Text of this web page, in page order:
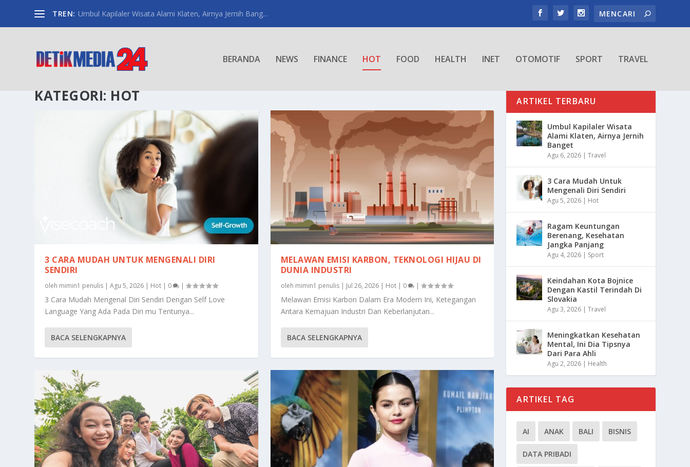
TREN: Umbul Kapilaler Wisata Alami Klaten, Airnya Jernih Bang...
BERANDA NEWS FINANCE HOT FOOD HEALTH INET OTOMOTIF SPORT TRAVEL
KATEGORI: HOT
3 CARA MUDAH UNTUK MENGENALI DIRI
SENDIRI
oleh mimin1 penulis |Agu 5, 2026 | Hot | 0 |
3 Cara Mudah Mengenal Diri Sendiri Dengan Self Love
Language Yang Ada Pada Diri mu Tentunya...
BACA SELENGKAPNYA
MELAWAN EMISI KARBON, TEKNOLOGI HIJAU DI
DUNIA INDUSTRI
oleh mimin1 penulis| Jul 26, 2026| Hot| 0 |
Melawan Emisi Karbon Dalam Era Modern Ini, Ketegangan
Antara Kemajuan Industri Dan Keberlanjutan...
BACA SELENGKAPNYA
ARTIKEL TERBARU
Umbul Kapilaler Wisata
Alami Klaten, Airnya Jernih
Banget
Agu 6, 2026 |Travel
3 Cara Mudah Untuk
Mengenali Diri Sendiri
Agu 5, 2026 | Hot
Ragam Keuntungan
Berenang, Kesehatan
Jangka Panjang
Agu 4, 2026 | Sport
Keindahan Kota Bojnice
Dengan Kastil Terindah Di
Slovakia
Agu 3, 2026 |Travel
Meningkatkan Kesehatan
Mental, Ini Dia Tipsnya
Dari Para Ahli
Agu 2, 2026 | Health
ARTIKEL TAG
AI ANAK BALI BISNIS
DATA PRIBADI